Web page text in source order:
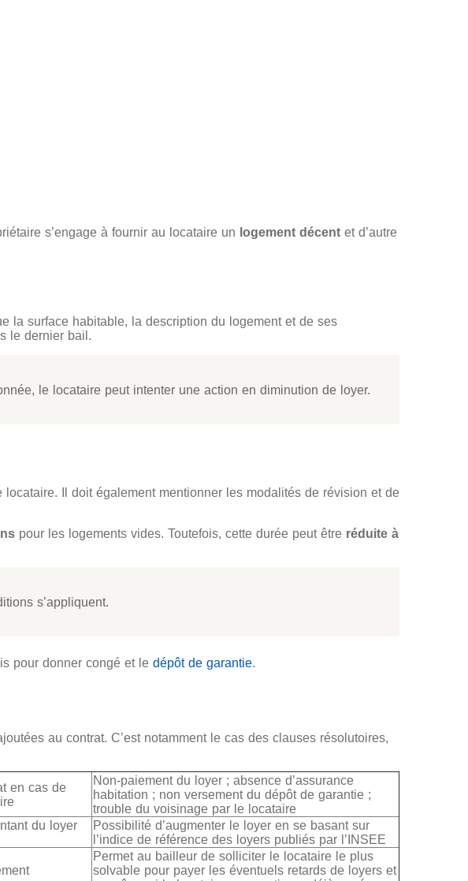
s’engage à fournir au locataire un logement décent et d’autre
la surface habitable, la description du logement et de ses
le dernier bail.
le locataire peut intenter une action en diminution de loyer.
locataire. Il doit également mentionner les modalités de révision et de
pour les logements vides. Toutefois, cette durée peut être réduite à
s’appliquent.
pour donner congé et le dépôt de garantie.
au contrat. C’est notamment le cas des clauses résolutoires,
en cas de
Non-paiement du loyer ; absence d’assurance
habitation ; non versement du dépôt de garantie ;
trouble du voisinage par le locataire
du loyer
Possibilité d’augmenter le loyer en se basant sur
l’indice de référence des loyers publiés par l’INSEE
Permet au bailleur de solliciter le locataire le plus
solvable pour payer les éventuels retards de loyers et